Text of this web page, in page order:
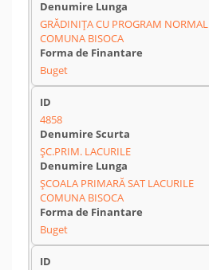
GRĂDINIŢA CU PROGRAM NORMAL
COMUNA BISOCA
Buget
4858
ŞC.PRIM. LACURILE
ŞCOALA PRIMARĂ SAT LACURILE
COMUNA BISOCA
Buget